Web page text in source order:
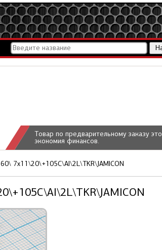
Товар по предварительному заказу это
экономия финансов.
7x11\20\+105C\Al\2L\TKR\JAMICON